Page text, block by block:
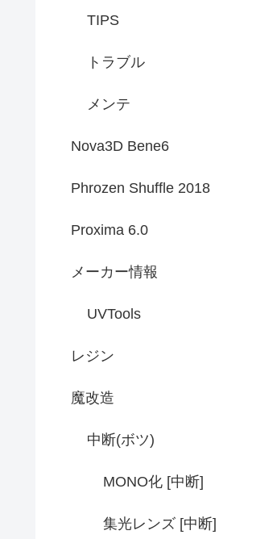
TIPS
トラブル
メンテ
Nova3D Bene6
Phrozen Shuffle 2018
Proxima 6.0
メーカー情報
UVTools
レジン
魔改造
中断(ボツ)
MONO化 [中断]
集光レンズ [中断]